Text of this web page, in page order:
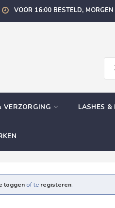
VOOR 16:00 BESTELD,
VERZORGING LASHES &
loggen of te registeren.